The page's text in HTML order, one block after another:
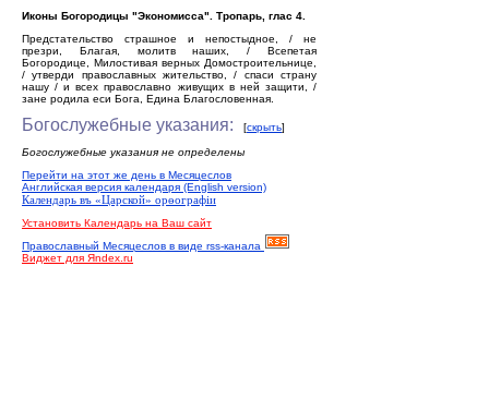
Иконы Богородицы "Экономисса". Тропарь, глас 4.
Предстательство страшное и непостыдное, / не
презри, Благая, молитв наших, / Всепетая
Богородице, Милостивая верных Домостроительнице,
/ утверди православных жительство, / спаси страну
нашу / и всех православно живущих в ней защити, /
зане родила еси Бога, Едина Благословенная.
Богослужебные указания: [скрыть]
Богослужебные указания не определены
Перейти на этот же день в Месяцеслов
Английская версия календаря (English version)
Календарь въ «Царской» орѳографiи
Установить Календарь на Ваш сайт
Православный Месяцеслов в виде rss-канала
Виджет для Яndex.ru